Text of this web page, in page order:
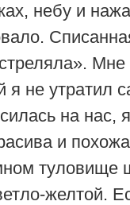
небу и
Мне
я не утратил
на нас,
и
туловище
желтой.